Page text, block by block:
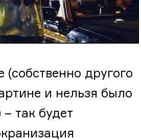
(собственно другого
и нельзя было
– так будет